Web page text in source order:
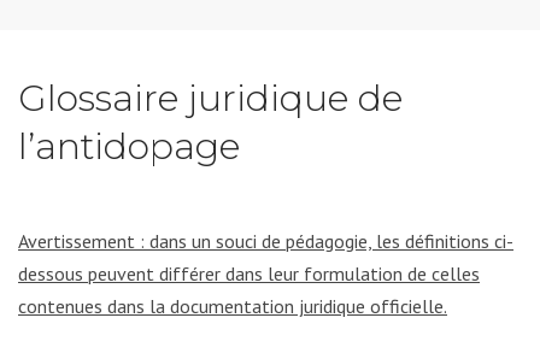
Glossaire juridique de
l’antidopage
Avertissement : dans un souci de pédagogie, les définitions ci-
dessous peuvent différer dans leur formulation de celles
contenues dans la documentation juridique officielle.